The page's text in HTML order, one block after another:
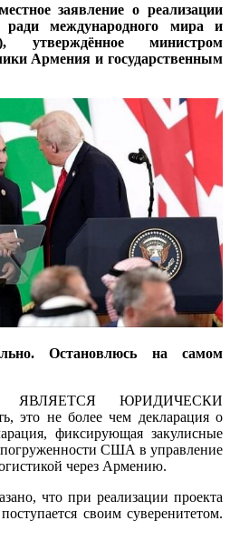
заявление о реализации
международного мира и
утверждённое министром
Армения и государственным
Остановлюсь на самом
ЮРИДИЧЕСКИ
не более чем декларация о
фиксирующая закулисные
погруженности США в управление
через Армению.
что при реализации проекта
своим суверенитетом.